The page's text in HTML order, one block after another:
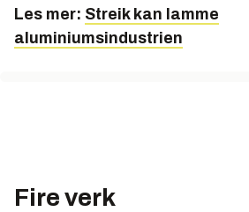
Les mer: Streik kan lamme
aluminiumsindustrien
Fire verk